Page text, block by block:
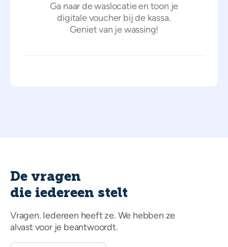
Ga naar de waslocatie en toon je
digitale voucher bij de kassa.
Geniet van je wassing!
De vragen
die iedereen stelt
Vragen. Iedereen heeft ze. We hebben ze
alvast voor je beantwoordt.